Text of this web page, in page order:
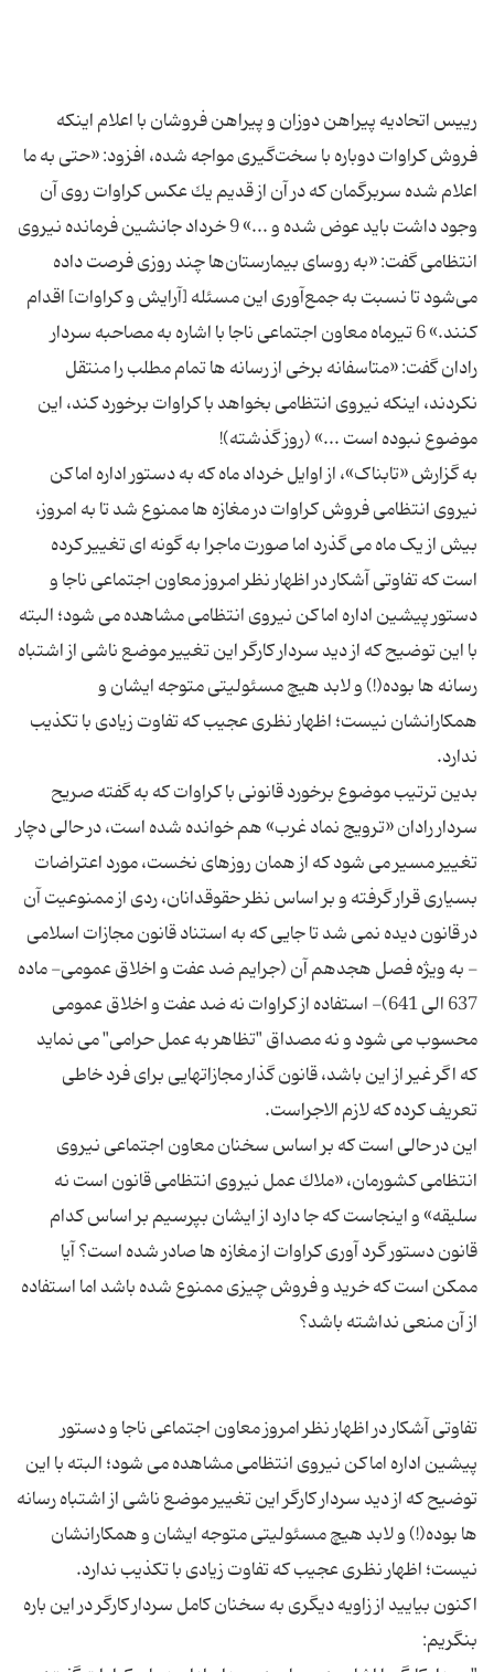
رییس اتحادیه پیراهن دوزان و پیراهن فروشان با اعلام اینکه
فروش كراوات دوباره با سخت‌گیری مواجه شده، افزود: «حتی به ما
اعلام شده سربرگمان كه در آن از قدیم یك عكس كراوات روی آن
وجود داشت باید عوض شده و ...» 9 خرداد جانشین فرمانده نیروی
انتظامی گفت: «به روسای بیمارستان‌ها چند روزی فرصت داده
می‌شود تا نسبت به جمع‌آوری این مسئله [آرایش و کراوات] اقدام
کنند.» 6 تیرماه معاون اجتماعی ناجا با اشاره به مصاحبه سردار
رادان گفت: «متاسفانه برخی از رسانه ها تمام مطلب را منتقل
نکردند، اینكه نیروی انتظامی بخواهد با کراوات برخورد کند، این
به گزارش «تابناک»، از اوایل خرداد ماه که به دستور اداره اماکن
نیروی انتظامی فروش کراوات در مغازه ها ممنوع شد تا به امروز،
بیش از یک ماه می گذرد اما صورت ماجرا به گونه ای تغییر کرده
است که تفاوتی آشکار در اظهار نظر امروز معاون اجتماعی ناجا و
دستور پیشین اداره اماکن نیروی انتظامی مشاهده می شود؛ البته
با این توضیح که از دید سردار کارگر این تغییر موضع ناشی از اشتباه
رسانه ها بوده(!) و لابد هیچ مسئولیتی متوجه ایشان و
همکارانشان نیست؛ اظهار نظری عجیب که تفاوت زیادی با تکذیب
بدین ترتیب موضوع برخورد قانونی با کراوات که به گفته صریح
سردار رادان «ترویج نماد غرب» هم خوانده شده است، در حالی دچار
تغییر مسیر می شود که از همان روزهای نخست، مورد اعتراضات
بسیاری قرار گرفته و بر اساس نظر حقوقدانان، ردی از ممنوعیت آن
در قانون دیده نمی شد تا جایی که به استناد قانون مجازات اسلامی
- به ویژه فصل هجدهم آن (جرایم ضد عفت و اخلاق عمومی- ماده
637 الی 641)- استفاده از کراوات نه ضد عفت و اخلاق عمومی
محسوب می شود و نه مصداق "تظاهر به عمل حرامی" می نماید
که اگر غیر از این باشد، قانون گذار مجازاتهایی برای فرد خاطی
این در حالی است که بر اساس سخنان معاون اجتماعی نیروی
انتظامی كشورمان، «ملاك عمل نیروی انتظامی قانون است نه
سلیقه» و اینجاست که جا دارد از ایشان بپرسیم بر اساس کدام
قانون دستور گرد آوری کراوات از مغازه ها صادر شده است؟ آیا
ممکن است که خرید و فروش چیزی ممنوع شده باشد اما استفاده
تفاوتی آشکار در اظهار نظر امروز معاون اجتماعی ناجا و دستور
پیشین اداره اماکن نیروی انتظامی مشاهده می شود؛ البته با این
توضیح که از دید سردار کارگر این تغییر موضع ناشی از اشتباه رسانه
ها بوده(!) و لابد هیچ مسئولیتی متوجه ایشان و همکارانشان
اکنون بیایید از زاویه دیگری به سخنان کامل سردار کارگر در این باره